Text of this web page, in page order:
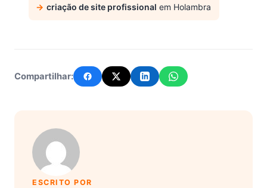
criação de site profissional em Holambra
Compartilhar:
ESCRITO POR